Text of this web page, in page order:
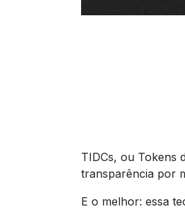
TIDCs, ou Tokens
transparência por
E o melhor: essa